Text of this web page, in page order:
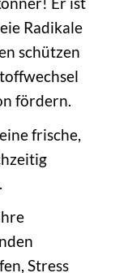
Radikale
schützen
fördern.
frische,
Stress